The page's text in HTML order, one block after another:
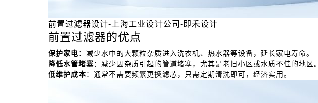
前置过滤器设计-上海工业设计公司-即禾设计
前置过滤器的优点
保护家电：减少水中的大颗粒杂质进入洗衣机、热水器等设备，延长家电寿命。
降低水管堵塞：减少因杂质引起的管道堵塞，尤其是老旧小区或水质不佳的地区。
低维护成本：通常不需要频繁更换滤芯，只需定期清洗即可，经济实用。